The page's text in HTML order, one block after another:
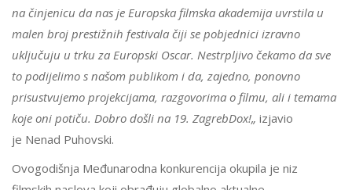
na činjenicu da nas je Europska filmska akademija uvrstila u
malen broj prestižnih festivala čiji se pobjednici izravno
uključuju u trku za Europski Oscar. Nestrpljivo čekamo da sve
to podijelimo s našom publikom i da, zajedno, ponovno
prisustvujemo projekcijama, razgovorima o filmu, ali i temama
koje oni potiču. Dobro došli na 19. ZagrebDox!„ izjavio
je Nenad Puhovski.
Ovogodišnja Međunarodna konkurencija okupila je niz